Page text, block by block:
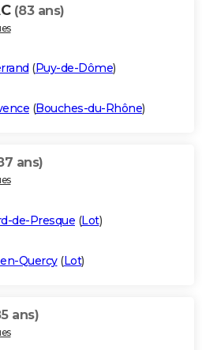
(83 ans)
(Puy-de-Dôme)
(Bouches-du-Rhône)
ans)
de-Presque (Lot)
Quercy(Lot)
ans)